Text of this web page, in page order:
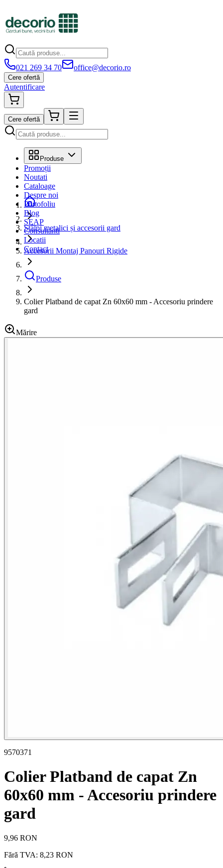
021 269 34 70 office@decorio.ro
Cere ofertă
Autentificare
Cere ofertă
Produse
Promoții
Noutati
Cataloage
Despre noi
Portofoliu
Blog
SEAP
Consultanti
Locatii
Contact
Stâlpi metalici și accesorii gard
Accesorii Montaj Panouri Rigide
Produse
Colier Platband de capat Zn 60x60 mm - Accesoriu prindere
gard
Mărire
9570371
Colier Platband de capat Zn
60x60 mm - Accesoriu prindere
gard
9,96 RON
Fără TVA: 8,23 RON